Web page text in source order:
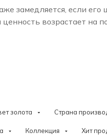
замедляется, если
возрастает на
золота Страна
Коллекция Хит